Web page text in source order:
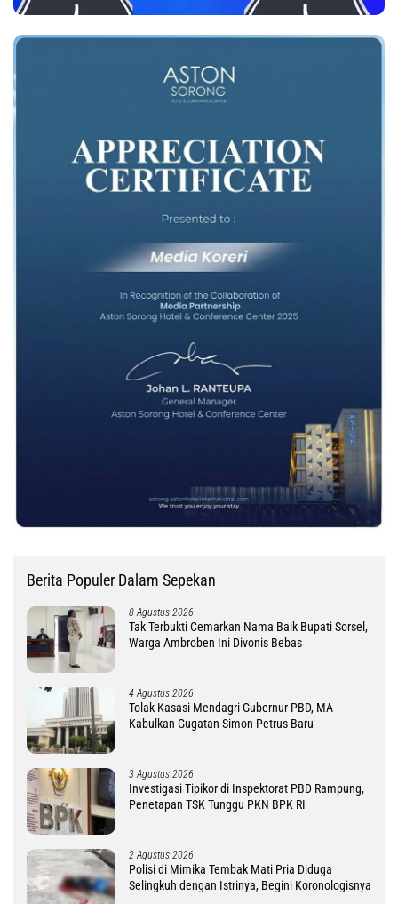
Berita Populer Dalam Sepekan
8 Agustus 2026
Tak Terbukti Cemarkan Nama Baik Bupati Sorsel,
Warga Ambroben Ini Divonis Bebas
4 Agustus 2026
Tolak Kasasi Mendagri-Gubernur PBD, MA
Kabulkan Gugatan Simon Petrus Baru
3 Agustus 2026
Investigasi Tipikor di Inspektorat PBD Rampung,
Penetapan TSK Tunggu PKN BPK RI
2 Agustus 2026
Polisi di Mimika Tembak Mati Pria Diduga
Selingkuh dengan Istrinya, Begini Koronologisnya